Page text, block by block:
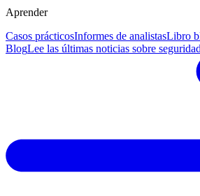
Aprender
Casos prácticosInformes de analistasLibro
BlogLee las últimas noticias sobre